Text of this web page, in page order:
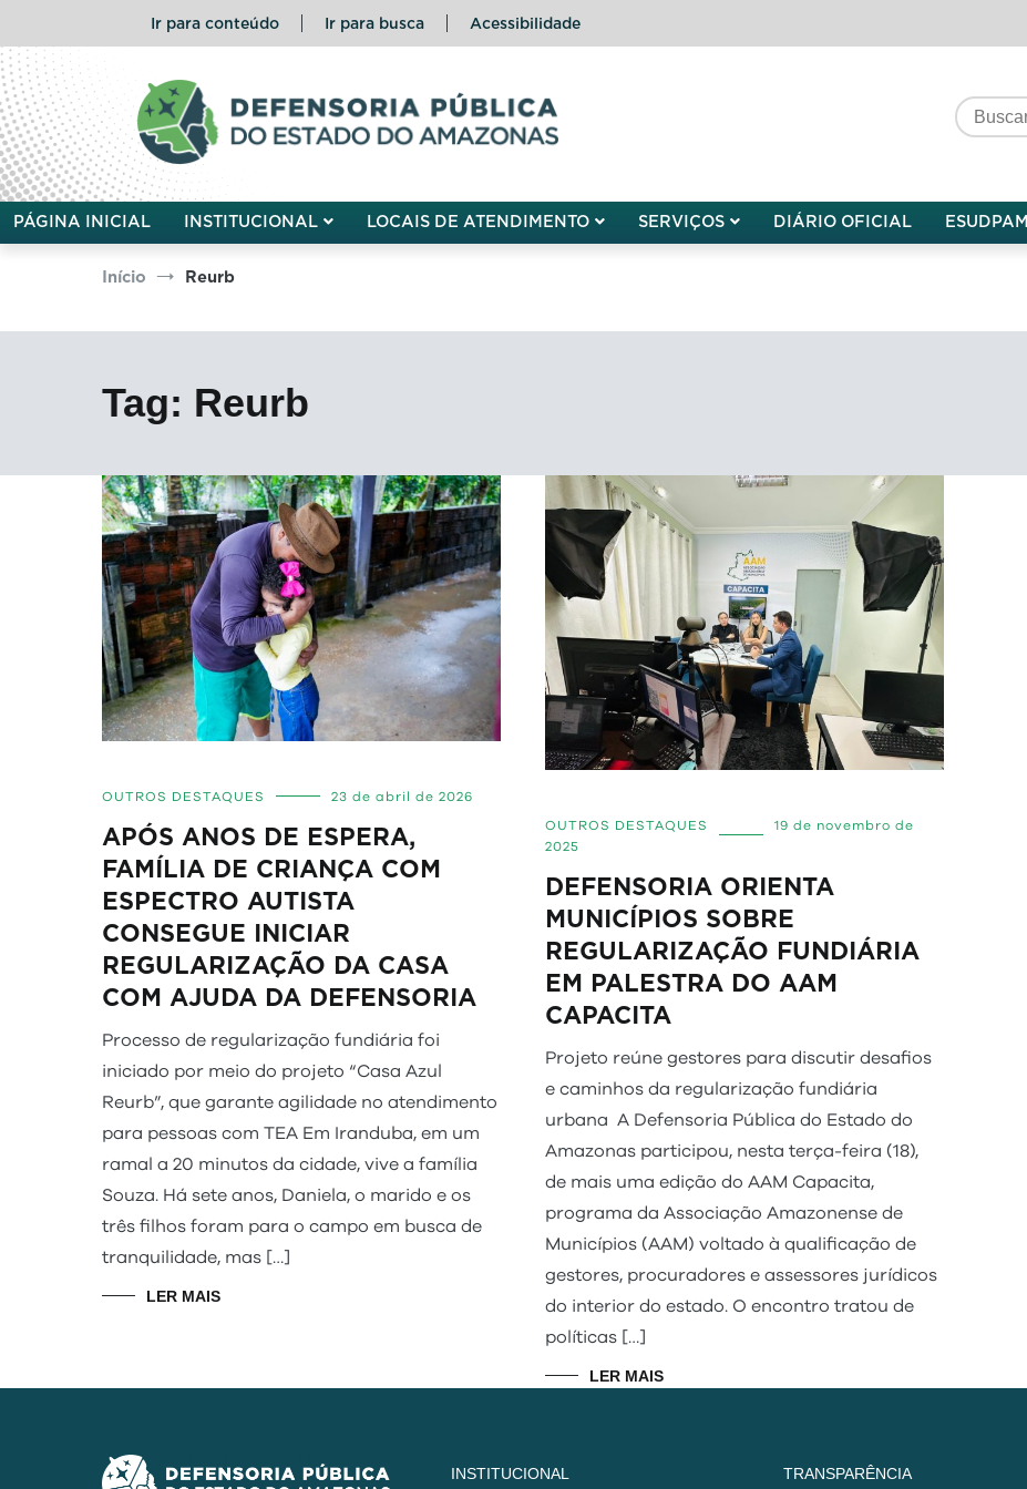
o
conteúdo
Ir para conteúdo Ir para busca Acessibilidade
Defensoria Pública do Estado do Amazonas
PÁGINA INICIAL INSTITUCIONAL LOCAIS DE ATENDIMENTO SERVIÇOS DIÁRIO OFICIAL ESUDPAM
Início Reurb
Tag: Reurb
OUTROS DESTAQUES 23 de abril de 2026
APÓS ANOS DE ESPERA,
FAMÍLIA DE CRIANÇA COM
ESPECTRO AUTISTA
CONSEGUE INICIAR
REGULARIZAÇÃO DA CASA
COM AJUDA DA DEFENSORIA
Processo de regularização fundiária foi
iniciado por meio do projeto “Casa Azul
Reurb”, que garante agilidade no atendimento
para pessoas com TEA Em Iranduba, em um
ramal a 20 minutos da cidade, vive a família
Souza. Há sete anos, Daniela, o marido e os
três filhos foram para o campo em busca de
tranquilidade, mas […]
LER MAIS
OUTROS DESTAQUES
19 de novembro de
2025
DEFENSORIA ORIENTA
MUNICÍPIOS SOBRE
REGULARIZAÇÃO FUNDIÁRIA
EM PALESTRA DO AAM
CAPACITA
Projeto reúne gestores para discutir desafios
e caminhos da regularização fundiária
urbana A Defensoria Pública do Estado do
Amazonas participou, nesta terça-feira (18),
de mais uma edição do AAM Capacita,
programa da Associação Amazonense de
Municípios (AAM) voltado à qualificação de
gestores, procuradores e assessores jurídicos
do interior do estado. O encontro tratou de
políticas […]
LER MAIS
INSTITUCIONAL
TRANSPARÊNCIA